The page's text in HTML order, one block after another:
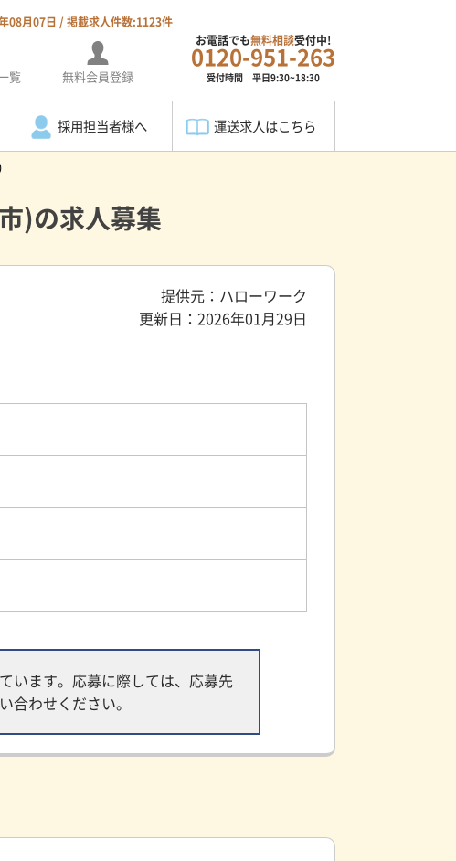
08月07日 / 掲載求人件数:1123件
覧 無料会員登録
お電話でも無料相談受付中!
0120-951-263
受付時間 平日9:30~18:30
採用担当者様へ 運送求人はこちら
)の求人募集
提供元：ハローワーク
更新日：2026年01月29日
います。応募に際しては、応募先
わせください。